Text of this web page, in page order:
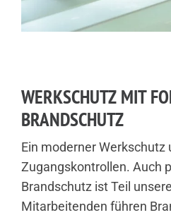
WERKSCHUTZ MIT
BRANDSCHUTZ
Ein moderner
Zugangskontrollen. Auch
Brandschutz ist Teil
Mitarbeitenden führen